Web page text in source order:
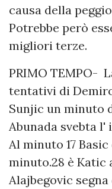
causa della
Potrebbe però
migliori terze.
PRIMO TEMPO-
tentativi di
Sunjic un minuto
Abunada svebta l'
Al minuto 17
minuto.28 è Katic
Alajbegovic